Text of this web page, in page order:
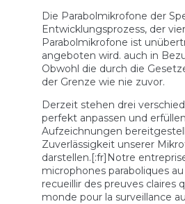
Die Parabolmikrofone der
Entwicklungsprozess, der
Parabolmikrofone ist
angeboten wird. auch in
Obwohl die durch die
der Grenze wie nie zuvor.
Derzeit stehen drei
perfekt anpassen und
Aufzeichnungen
Zuverlässigkeit unserer
darstellen.[:fr]Notre
microphones paraboliques
recueillir des preuves claires
monde pour la surveillance